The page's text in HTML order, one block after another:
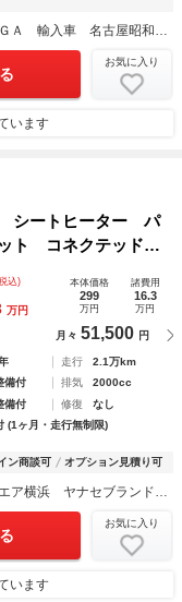
グッドスピード ＭＥＧＡ 輸入車 名古屋昭和橋店
お気に入り
います
シートヒーター パ
ト コネクテッド機
楽プレーヤー接
Ｄ再生 ＥＴＣ Ｌ
込)
万円
本体価格
299
万円
諸費用
16.3
万円
月々 51,500 円
走行
2.1万km
備付 排気
2000cc
備付 修復
なし
(1ヶ月・走行無制限)
ン商談可 オプション見積り可
ヤナセ ブランドスクエア横浜 ヤナセブランドスクエア（株）
お気に入り
います